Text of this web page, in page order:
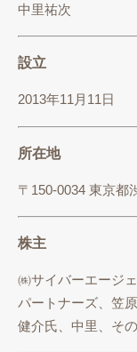
中里祐次
設立
2013年11月11日
所在地
〒150-0034 東京都
株主
㈱サイバーエージ
パートナーズ、笠
健介氏、中里、そ